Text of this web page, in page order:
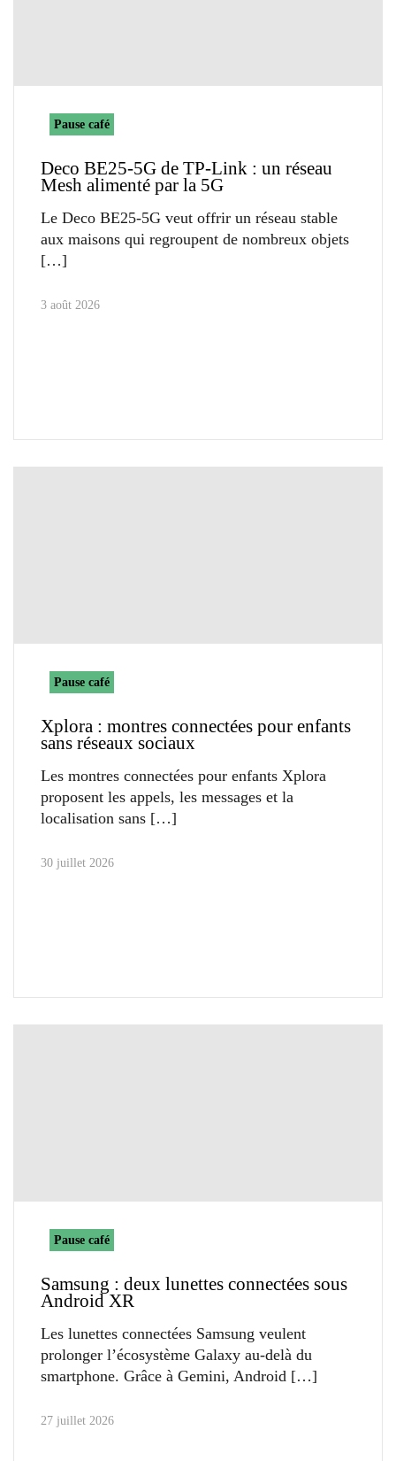
Pause café
Deco BE25-5G de TP-Link : un réseau
Mesh alimenté par la 5G
Le Deco BE25-5G veut offrir un réseau stable
aux maisons qui regroupent de nombreux objets
3 août 2026
Pause café
Xplora : montres connectées pour enfants
sans réseaux sociaux
Les montres connectées pour enfants Xplora
proposent les appels, les messages et la
localisation sans
30 juillet 2026
Pause café
Samsung : deux lunettes connectées sous
Android XR
Les lunettes connectées Samsung veulent
prolonger l’écosystème Galaxy au-delà du
smartphone. Grâce à Gemini, Android
27 juillet 2026